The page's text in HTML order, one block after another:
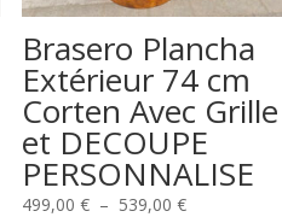
Brasero Plancha
Extérieur 74 cm
Corten Avec Grille
et DECOUPE
PERSONNALISE
499,00 € – 539,00 €Plage